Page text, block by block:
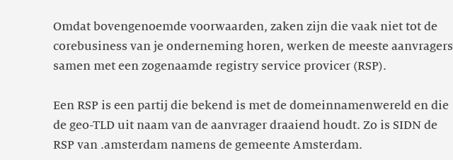
Omdat bovengenoemde voorwaarden, zaken zijn die vaak niet tot de
corebusiness van je onderneming horen, werken de meeste aanvragers
samen met een zogenaamde registry service provicer (RSP).
Een RSP is een partij die bekend is met de domeinnamenwereld en die
de geo-TLD uit naam van de aanvrager draaiend houdt. Zo is SIDN de
RSP van .amsterdam namens de gemeente Amsterdam.